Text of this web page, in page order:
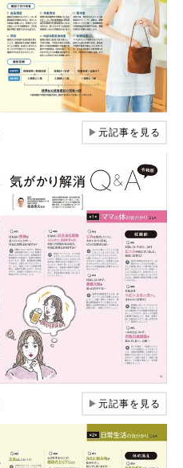
▶元記事を見る
▶元記事を見る